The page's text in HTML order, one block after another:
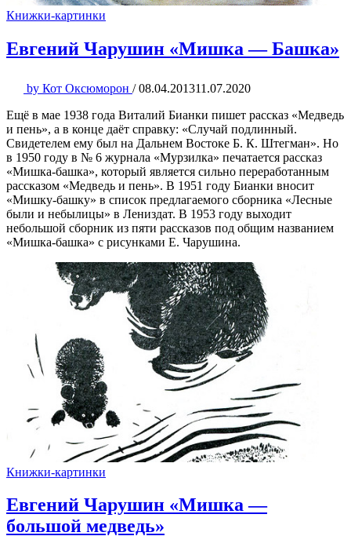
Книжки-картинки
Евгений Чарушин «Мишка — Башка»
by Кот Оксюморон / 08.04.201311.07.2020
Ещё в мае 1938 года Виталий Бианки пишет рассказ «Медведь
и пень», а в конце даёт справку: «Случай подлинный.
Свидетелем ему был на Дальнем Востоке Б. К. Штегман». Но
в 1950 году в № 6 журнала «Мурзилка» печатается рассказ
«Мишка-башка», который является сильно переработанным
рассказом «Медведь и пень». В 1951 году Бианки вносит
«Мишку-башку» в список предлагаемого сборника «Лесные
были и небылицы» в Лениздат. В 1953 году выходит
небольшой сборник из пяти рассказов под общим названием
«Мишка-башка» с рисунками Е. Чарушина.
Книжки-картинки
Евгений Чарушин «Мишка —
большой медведь»